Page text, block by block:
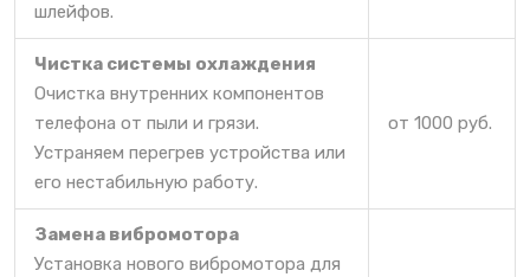
шлейфов.
Чистка системы охлаждения
Очистка внутренних компонентов
телефона от пыли и грязи.
Устраняем перегрев устройства или
его нестабильную работу.
от 1000 руб.
Замена вибромотора
Установка нового вибромотора для